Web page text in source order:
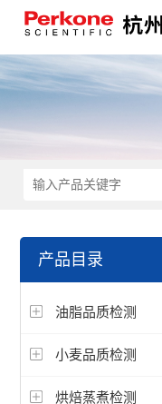
产品目录
油脂品质检测
小麦品质检测
烘焙蒸煮检测